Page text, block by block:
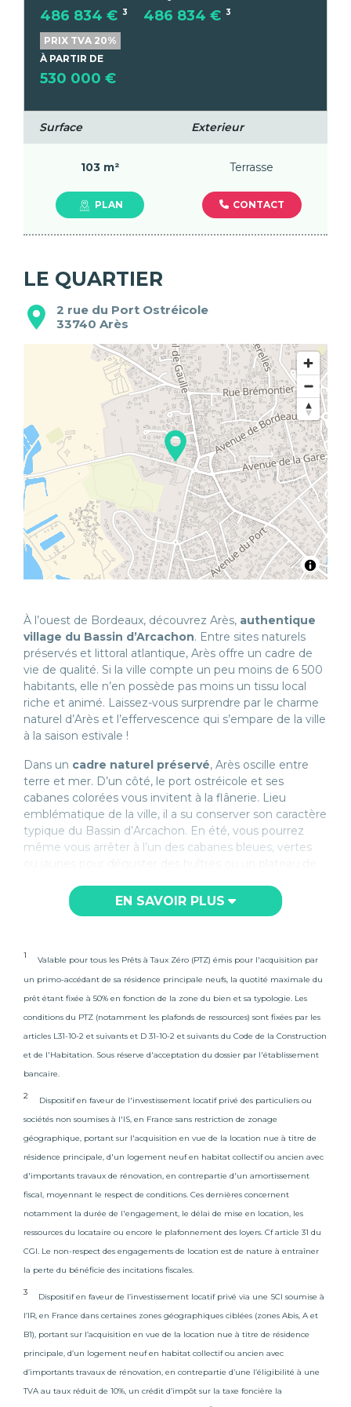
486 834 € 3 486 834 € 3
PRIX TVA 20%
À PARTIR DE
530 000 €
Surface
103 m²
Exterieur
Terrasse
PLAN CONTACT
LE QUARTIER
2 rue du Port Ostréicole
33740 Arès
À l’ouest de Bordeaux, découvrez Arès, authentique
village du Bassin d’Arcachon. Entre sites naturels
préservés et littoral atlantique, Arès offre un cadre de
vie de qualité. Si la ville compte un peu moins de 6 500
habitants, elle n’en possède pas moins un tissu local
riche et animé. Laissez-vous surprendre par le charme
naturel d’Arès et l’effervescence qui s’empare de la ville
à la saison estivale !
Dans un cadre naturel préservé, Arès oscille entre
terre et mer. D’un côté, le port ostréicole et ses
cabanes colorées vous invitent à la flânerie. Lieu
emblématique de la ville, il a su conserver son caractère
typique du Bassin d’Arcachon. En été, vous pourrez
même vous arrêter à l’un des cabanes bleues, vertes
Salés, lieu particulièrement apprécié des Arésiens. Ce
site à l’écosystème fragile propose des balades entre
l’année. À l’automne, vous profitez encore de belles
journées où il fait bon pique-niquer ou partir à la
cueillette de champignons. C’est également la saison
idéale pour observer les migrations d’oiseaux ou pour
paysages brumeux, bien emmitouflé, sur fond d’air
iodé. Et dès le mois de janvier, les paysages reprennent
des couleurs grâce aux mimosas en fleurs. Balades,
dans les sentiers balisés, Arès jouit d’un
patrimoine
paysager d’exceptionqui se vit aux quatre saisons.
Un cadre paisible et accueillant pourréaliser un projet
immobilieret un esprit village où l’on se sent toujours
en vacances.
Bien qu’Arès soit une ville rythmée par sa nature
préservée, elle bénéficie d’untissu culturel riche , à
commencer par l’Espace Brémontier, une salle de
spectacles à la programmation variée. Danse, humour,
théâtre, musique ou même cirque, vous profiterez
d’une
et adaptée à tous
les publics. Outre cette salle, plusieurs festivals animent
la ville d’Arès dès le retour des beaux jours. Tout
d’abord, le festival Regarde !, un événement organisé
autour des arts de l’espace public qui se déroule sur
trois jours. Ouvrant la culture à tous, il permet de faire
rêver et de rassembler tout en mettant en lumière le
EN SAVOIR PLUS
1
Valable pour tous les Prêts à Taux Zéro (PTZ) émis pour l'acquisition par
un primo-accédant de sa résidence principale neufs, la quotité maximale du
prêt étant fixée à 50% en fonction de la zone du bien et sa typologie. Les
conditions du PTZ (notamment les plafonds de ressources) sont fixées par les
articles L31-10-2 et suivants et D 31-10-2 et suivants du Code de la Construction
et de l'Habitation. Sous réserve d'acceptation du dossier par l'établissement
bancaire.
2
Dispositif en faveur de l'investissement locatif privé des particuliers ou
sociétés non soumises à l'IS, en France sans restriction de zonage
géographique, portant sur l'acquisition en vue de la location nue à titre de
résidence principale, d'un logement neuf en habitat collectif ou ancien avec
d'importants travaux de rénovation, en contrepartie d'un amortissement
fiscal, moyennant le respect de conditions. Ces dernières concernent
notamment la durée de l'engagement, le délai de mise en location, les
ressources du locataire ou encore le plafonnement des loyers. Cf article 31 du
CGI. Le non-respect des engagements de location est de nature à entraîner
la perte du bénéficie des incitations fiscales.
3
Dispositif en faveur de l’investissement locatif privé via une SCI soumise à
l’IR, en France dans certaines zones géographiques ciblées (zones Abis, A et
B1), portant sur l’acquisition en vue de la location nue à titre de résidence
principale, d’un logement neuf en habitat collectif ou ancien avec
d’importants travaux de rénovation, en contrepartie d’une l’éligibilité à une
TVA au taux réduit de 10%, un crédit d’impôt sur la taxe foncière la